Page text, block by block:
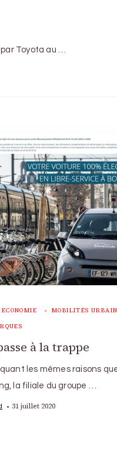
Toyota au …
ECONOMIE MOBILITÉS
à la trappe
les mêmes raisons
la filiale du groupe …
31 juillet 2020